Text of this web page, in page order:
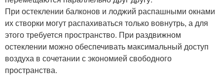
При остеклении балконов и лоджий распашными окнами
их створки могут распахиваться только вовнутрь, а для
этого требуется пространство. При раздвижном
остеклении можно обеспечивать максимальный доступ
воздуха в сочетании с экономией свободного
пространства.